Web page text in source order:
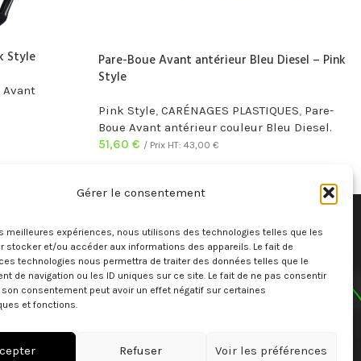
Gérer le consentement
meilleures expériences, nous utilisons des technologies telles que les
stocker et/ou accéder aux informations des appareils. Le fait de
technologies nous permettra de traiter des données telles que le
de navigation ou les ID uniques sur ce site. Le fait de ne pas consentir
son consentement peut avoir un effet négatif sur certaines
et fonctions.
Refuser Voir les préférences
Style
Pare-Boue Avant antérieur Bleu Diesel – Pink
Style
Pink Style, CARÉNAGES PLASTIQUES, Pare-
Boue Avant antérieur couleur Bleu Diesel.
51,60 € / Prix HT: 43,00 €
Mentions légales
SAV
CGV
Conditions générales de
Sitemap
MENU
Instagram profile
Contact Us
Latest News
en ligne